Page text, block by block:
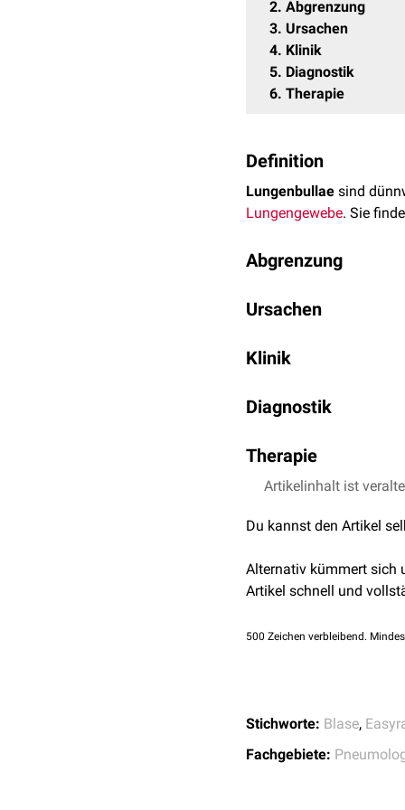
2 Abgrenzung
3 Ursachen
4 Klinik
5 Diagnostik
6 Therapie
Definition
Lungenbullae sind
Lungengewebe. Sie
Abgrenzung
Blebbezeichnet.
eine sehr feine (meist <
uneinheitlich.
Ursachen
Sogenannte
Paraseptales
Sarkoidose
HIV
AIDS
Singuläre
Klinik
(bullöses
Diagnostik
mittelsCT-Thorax
Therapie
Je nach Ausmaß
Artikelinhalt ist
Du kannst den Artikel
Alternativ kümmert sich
Artikel schnell und
500 Zeichen verbleibend.
Stichworte: Blase,
Fachgebiete: